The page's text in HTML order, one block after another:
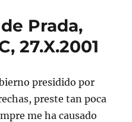
Prada,
27.X.2001
presidido por
preste tan poca
me ha causado